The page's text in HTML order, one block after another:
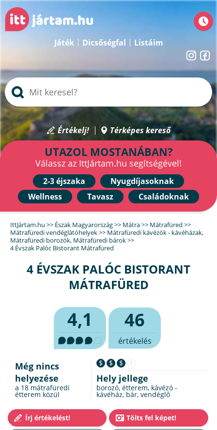
Játék Dicsőségfal Listáim
Értékelj! Térképes kereső
UTAZOL MOSTANÁBAN?
Válassz az IttJártam.hu segítségével!
2-3 éjszaka
Nyugdíjasoknak
Wellness
Tavasz Családoknak
IttJártam.hu >> Észak Magyarország>> Mátra>> Mátrafüred >>
Mátrafüredi vendéglátóhelyek>> Mátrafüredi kávézók - kávéházak,
Mátrafüredi borozók, Mátrafüredi bárok>>
4 Évszak Palóc Bistorant Mátrafüred
4 ÉVSZAK PALÓC BISTORANT
MÁTRAFÜRED
4,1 46
értékelés
Még nincs
helyezése
a 18 mátrafüredi
étterem közül
$ $ $
Hely jellege
borozó, étterem, kávézó -
kávéház, bár, vendéglő